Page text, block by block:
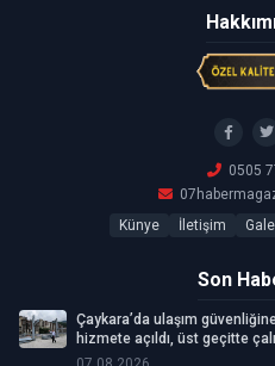
0505
Künye
İletişim
Son
Çaykara’da ulaşım
hizmete açıldı, üst geçitte